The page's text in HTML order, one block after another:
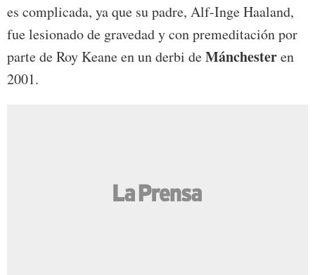
es complicada, ya que su padre, Alf-Inge Haaland,
fue lesionado de gravedad y con premeditación por
parte de Roy Keane en un derbi deMánchesteren
2001.